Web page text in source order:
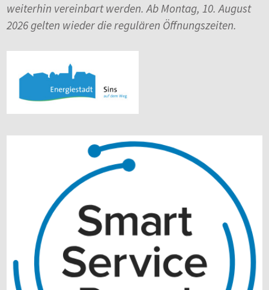
weiterhin vereinbart werden. Ab Montag, 10. August
2026 gelten wieder die regulären Öffnungszeiten.